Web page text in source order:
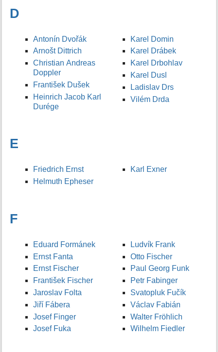
D
Antonín Dvořák
Arnošt Dittrich
Christian Andreas
Doppler
František Dušek
Heinrich Jacob Karl
Durége
Karel Domin
Karel Drábek
Karel Drbohlav
Karel Dusl
Ladislav Drs
Vilém Drda
E
Friedrich Ernst
Helmuth Epheser
Karl Exner
F
Eduard Formánek
Ernst Fanta
Ernst Fischer
František Fischer
Jaroslav Folta
Jiří Fábera
Josef Finger
Josef Fuka
Ludvík Frank
Otto Fischer
Paul Georg Funk
Petr Fabinger
Svatopluk Fučík
Václav Fabián
Walter Fröhlich
Wilhelm Fiedler